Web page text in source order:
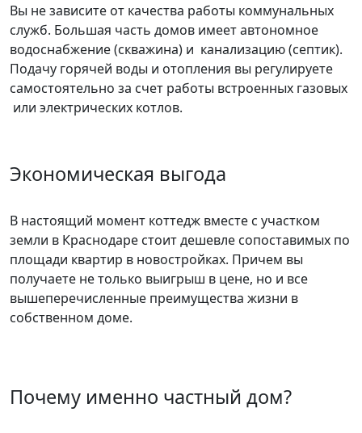
Вы не зависите от качества работы коммунальных
служб. Большая часть домов имеет автономное
водоснабжение (скважина) и канализацию (септик).
Подачу горячей воды и отопления вы регулируете
самостоятельно за счет работы встроенных газовых
или электрических котлов.
Экономическая выгода
В настоящий момент коттедж вместе с участком
земли в Краснодаре стоит дешевле сопоставимых по
площади квартир в новостройках. Причем вы
получаете не только выигрыш в цене, но и все
вышеперечисленные преимущества жизни в
собственном доме.
Почему именно частный дом?